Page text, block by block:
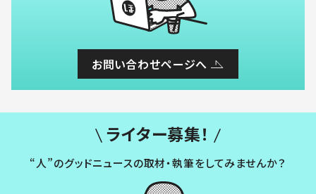
お問い合わせページへ
ライター募集！
“人”のグッドニュースの取材・執筆をしてみませんか？